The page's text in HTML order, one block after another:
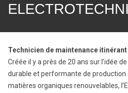
Technicien de maintenance itinérant
Créée il y a près de 20 ans sur l’idée
durable et performante de production
matières organiques renouvelables,